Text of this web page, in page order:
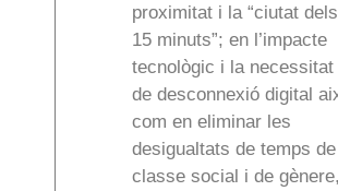
proximitat i la “ciutat dels
15 minuts”; en l’impacte
tecnològic i la necessitat
de desconnexió digital
com en eliminar les
desigualtats de temps de
classe social i de gènere,